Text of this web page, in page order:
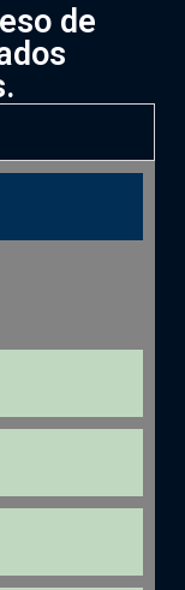
de